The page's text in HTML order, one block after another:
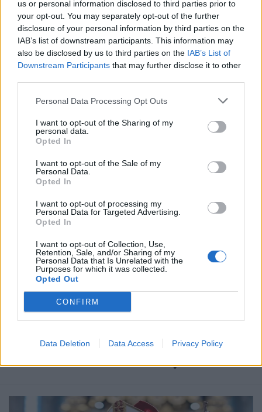
us or personal information disclosed to third parties prior to
your opt-out. You may separately opt-out of the further
disclosure of your personal information by third parties on the
IAB’s list of downstream participants. This information may
also be disclosed by us to third parties on the IAB’s List of
Downstream Participants that may further disclose it to other
Personal Data Processing Opt Outs
I want to opt-out of the Sharing of my
personal data.
Opted In
I want to opt-out of the Sale of my
Personal Data.
Opted In
I want to opt-out of processing my
Personal Data for Targeted Advertising.
Opted In
I want to opt-out of Collection, Use,
Retention, Sale, and/or Sharing of my
Personal Data that Is Unrelated with the
Purposes for which it was collected.
Opted Out
CONFIRM
Data Deletion Data Access Privacy Policy
Παράνομη εξαγωγή αμυντικών υπηρεσιών και
παραβίαση νομοθεσίας και κανονισμών διεθνούς
διακίνησης όπλων, είναι μεταξύ άλλων οι κατηγορίες
που αντιμετωπίζει.
Διαβάστε περισσότερα→
Δημοσιεύθηκε σεΔιεθνή |TaggedΚατασκοπεία
Δείτε επίσης